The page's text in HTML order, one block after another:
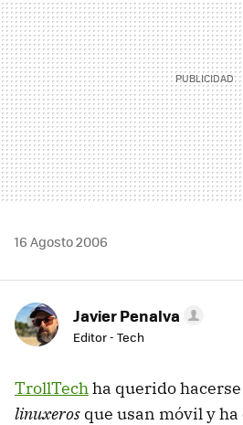
16 Agosto 2006
Javier Penalva
Editor - Tech
TrollTechha querido
linuxeros que usan móvil y ha